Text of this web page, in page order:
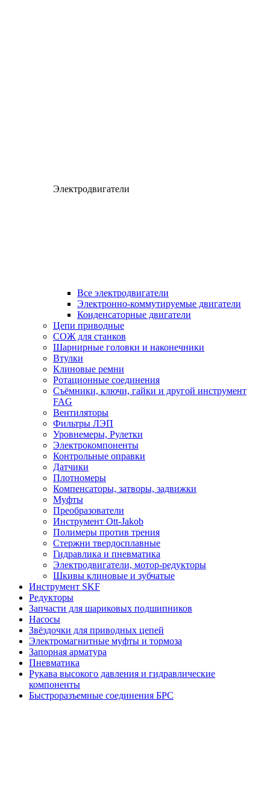
Электродвигатели
Все электродвигатели
Электронно-коммутируемые двигатели
Конденсаторные двигатели
Цепи приводные
СОЖ для станков
Шарнирные головки и наконечники
Втулки
Клиновые ремни
Ротационные соединения
Съёмники, ключи, гайки и другой инструмент
FAG
Вентиляторы
Фильтры ЛЭП
Уровнемеры, Рулетки
Электрокомпоненты
Контрольные оправки
Датчики
Плотномеры
Компенсаторы, затворы, задвижки
Муфты
Преобразователи
Инструмент Ott-Jakob
Полимеры против трения
Стержни твердосплавные
Гидравлика и пневматика
Электродвигатели, мотор-редукторы
Шкивы клиновые и зубчатые
Инструмент SKF
Редукторы
Запчасти для шариковых подшипников
Насосы
Звёздочки для приводных цепей
Электромагнитные муфты и тормоза
Запорная арматура
Пневматика
Рукава высокого давления и гидравлические
компоненты
Быстроразъемные соединения БРС